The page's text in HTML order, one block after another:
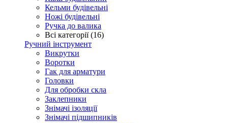
Кельми будівельні
Ножі будівельні
Ручка до валика
Всі категорії (16)
Ручний інструмент
Викрутки
Воротки
Гак для арматури
Головки
Для обробки скла
Заклепники
Знімачі ізоляції
Знімачі підшипників